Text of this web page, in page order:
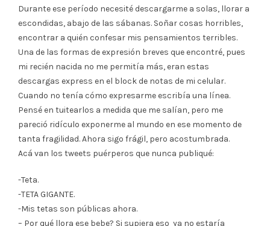
Durante ese período necesité descargarme a solas, llorar a
escondidas, abajo de las sábanas. Soñar cosas horribles,
encontrar a quién confesar mis pensamientos terribles.
Una de las formas de expresión breves que encontré, pues
mi recién nacida no me permitía más, eran estas
descargas express en el block de notas de mi celular.
Cuando no tenía cómo expresarme escribía una línea.
Pensé en tuitearlos a medida que me salían, pero me
pareció ridículo exponerme al mundo en ese momento de
tanta fragilidad. Ahora sigo frágil, pero acostumbrada.
Acá van los tweets puérperos que nunca publiqué:
-Teta.
-TETA GIGANTE.
-Mis tetas son públicas ahora.
– Por qué llora ese bebe? Si supiera eso ya no estaría